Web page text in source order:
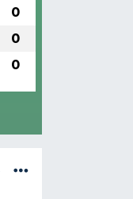
0
0
0